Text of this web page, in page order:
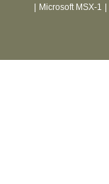
Microsoft MSX-1